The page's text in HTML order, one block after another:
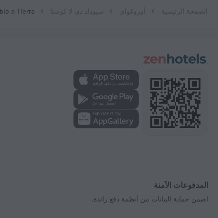
الصفحة الرئيسية أوروغواي سيوداد دي لا كوستا a Tierra
المدفوعات الآمنة
اضمن حماية البيانات من أنظمة دفع رائدة.